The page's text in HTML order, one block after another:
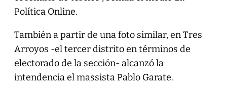
Política Online.
También a partir de una foto similar, en Tres
Arroyos -el tercer distrito en términos de
electorado de la sección- alcanzó la
intendencia el massista Pablo Garate.